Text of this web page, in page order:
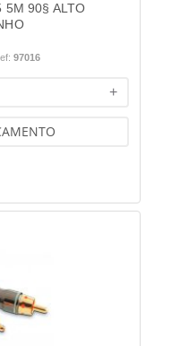
5M 90§ ALTO
97016
+